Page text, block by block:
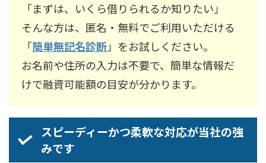
「まずは、いくら借りられるか知りたい」
そんな方は、匿名・無料でご利用いただける
「簡単無記名診断」をお試しください。
お名前や住所の入力は不要で、簡単な情報だ
けで融資可能額の目安が分かります。
スピーディーかつ柔軟な対応が当社の強
みです